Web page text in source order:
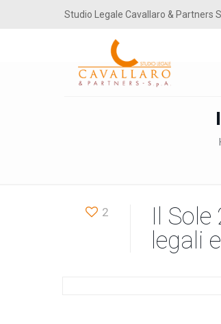
Studio Legale Cavallaro & Partners
2
Il
legali